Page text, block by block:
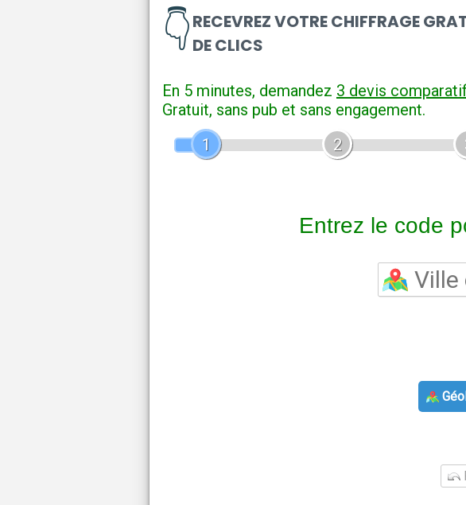
RECEVREZ VOTRE CHIFFRAGE
DE CLICS
👇
En 5 minutes, demandez 3 devis
Gratuit, sans pub et sans engagement.
1
2
Entrez le code